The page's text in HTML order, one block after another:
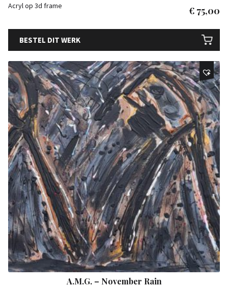
Acryl op 3d frame
€ 75,00
BESTEL DIT WERK
A.M.G. – November Rain